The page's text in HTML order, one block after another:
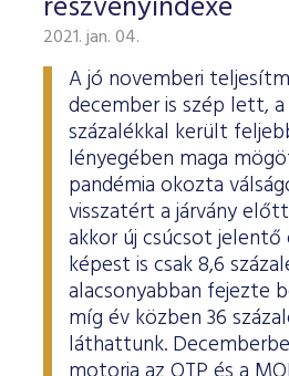
2021. jan. 04.
A jó novemberi
december is szép lett, a
százalékkal került
lényegében maga
pandémia okozta
visszatért a járvány
akkor új csúcsot jelentő
képest is csak 8,6
alacsonyabban fejezte
míg év közben 36
láthattunk.